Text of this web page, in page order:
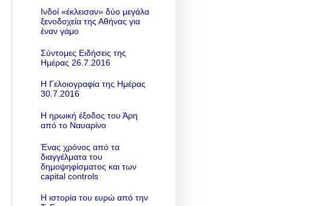
Ινδοί «έκλεισαν» δύο μεγάλα
ξενοδοχεία της Αθήνας για
έναν γάμο
Σύντομες Ειδήσεις της
Ημέρας 26.7.2016
Η Γελοιογραφία της Ημέρας
30.7.2016
Η ηρωική έξοδος του Άρη
από το Ναυαρίνο
Ένας χρόνος από τα
διαγγέλματα του
δημοψηφίσματος και των
capital controls
Η ιστορία του ευρώ από την